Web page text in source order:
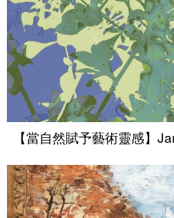
【當自然賦予藝術靈感】